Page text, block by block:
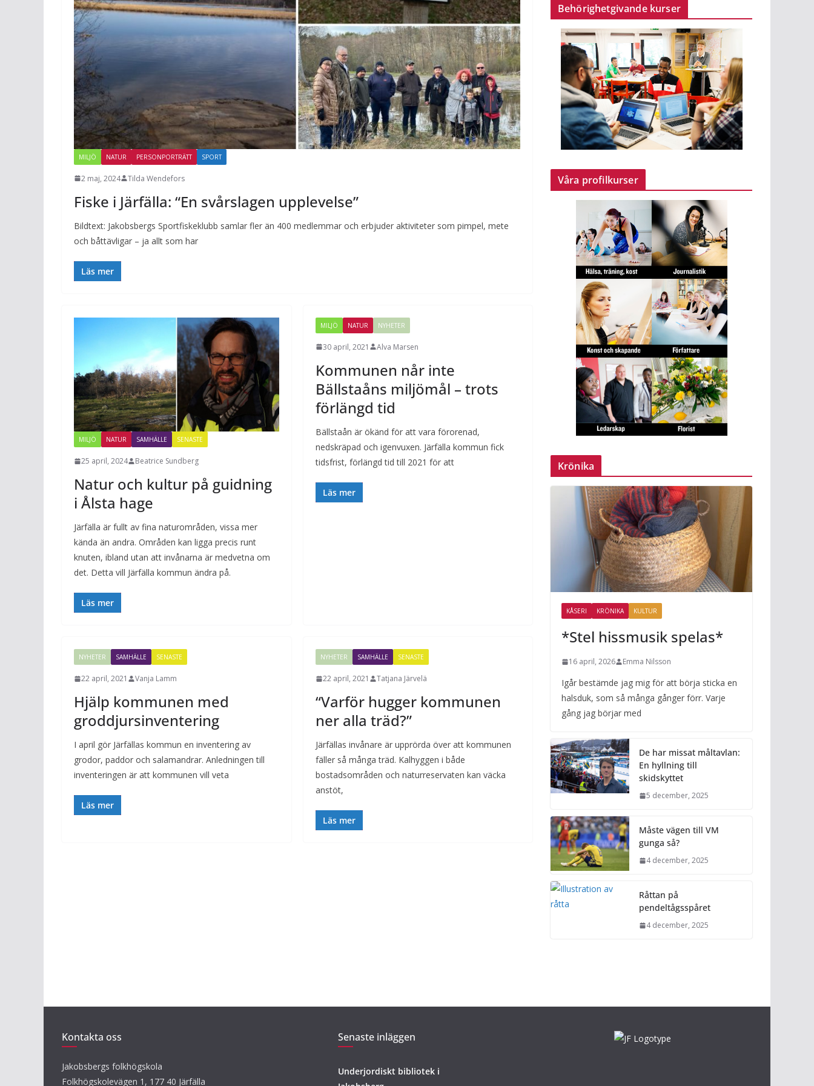
MILJÖ NATUR PERSONPORTRÄTT SPORT
2 maj, 2024 Tilda Wendefors
Fiske i Järfälla: “En svårslagen upplevelse”
Bildtext: Jakobsbergs Sportfiskeklubb samlar fler än 400 medlemmar och erbjuder aktiviteter som pimpel, mete
och båttävligar – ja allt som har
Läs mer
MILJÖ NATUR SAMHÄLLE SENASTE
25 april, 2024 Beatrice Sundberg
Natur och kultur på guidning
i Ålsta hage
Järfälla är fullt av fina naturområden, vissa mer
kända än andra. Områden kan ligga precis runt
knuten, ibland utan att invånarna är medvetna om
det. Detta vill Järfälla kommun ändra på.
Läs mer
MILJÖ NATUR NYHETER
30 april, 2021 Alva Marsen
Kommunen når inte
Bällstaåns miljömål – trots
förlängd tid
Bällstaån är ökänd för att vara förorenad,
nedskräpad och igenvuxen. Järfälla kommun fick
tidsfrist, förlängd tid till 2021 för att
Läs mer
NYHETER SAMHÄLLE SENASTE
22 april, 2021 Vanja Lamm
Hjälp kommunen med
groddjursinventering
I april gör Järfällas kommun en inventering av
grodor, paddor och salamandrar. Anledningen till
inventeringen är att kommunen vill veta
Läs mer
NYHETER SAMHÄLLE SENASTE
22 april, 2021 Tatjana Järvelä
“Varför hugger kommunen
ner alla träd?”
Järfällas invånare är upprörda över att kommunen
fäller så många träd. Kalhyggen i både
bostadsområden och naturreservaten kan väcka
anstöt,
Läs mer
Behörighetgivande kurser
Våra profilkurser
Krönika
KÅSERI KRÖNIKA KULTUR
*Stel hissmusik spelas*
16 april, 2026 Emma Nilsson
Igår bestämde jag mig för att börja sticka en
halsduk, som så många gånger förr. Varje
gång jag börjar med
De har missat måltavlan:
En hyllning till
skidskyttet
5 december, 2025
Måste vägen till VM
gunga så?
4 december, 2025
Råttan på
pendeltågsspåret
4 december, 2025
Kontakta oss
Jakobsbergs folkhögskola
Folkhögskolevägen 1, 177 40 Järfälla
Senaste inläggen
Underjordiskt bibliotek i